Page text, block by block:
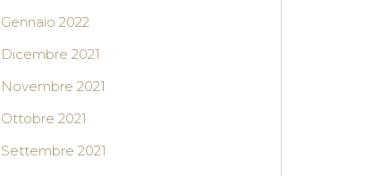
Gennaio 2022
Dicembre 2021
Novembre 2021
Ottobre 2021
Settembre 2021